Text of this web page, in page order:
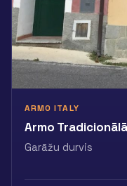
ARMO ITALY
Armo
Garāžu durvis